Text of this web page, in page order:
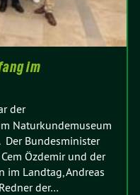
im
der
Naturkundemuseum
Der Bundesminister
Özdemir und der
im Landtag, Andreas
der…